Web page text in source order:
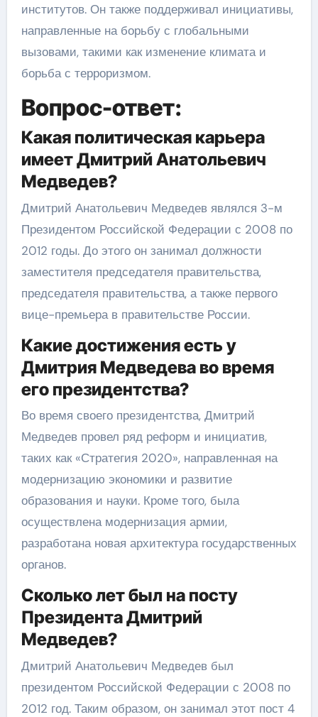
институтов. Он также поддерживал инициативы,
направленные на борьбу с глобальными
вызовами, такими как изменение климата и
борьба с терроризмом.
Вопрос-ответ:
Какая политическая карьера
имеет Дмитрий Анатольевич
Медведев?
Дмитрий Анатольевич Медведев являлся 3-м
Президентом Российской Федерации с 2008 по
2012 годы. До этого он занимал должности
заместителя председателя правительства,
председателя правительства, а также первого
вице-премьера в правительстве России.
Какие достижения есть у
Дмитрия Медведева во время
его президентства?
Во время своего президентства, Дмитрий
Медведев провел ряд реформ и инициатив,
таких как «Стратегия 2020», направленная на
модернизацию экономики и развитие
образования и науки. Кроме того, была
осуществлена модернизация армии,
разработана новая архитектура государственных
органов.
Сколько лет был на посту
Президента Дмитрий
Медведев?
Дмитрий Анатольевич Медведев был
президентом Российской Федерации с 2008 по
2012 год. Таким образом, он занимал этот пост 4